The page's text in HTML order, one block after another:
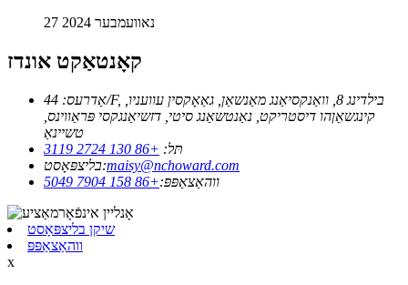
27 נאוועמבער 2024
קאָנטאַקט אונדז
אַדרעס: 44/F, בילדינג 8, וואַנקסיאַנג מאַנשאַן, גאַאָקסין עוועניו,
קינגשאַןהו דיסטריקט, נאַנטשאַנג סיטי, דזשיאַנגקסי פּראַווינס,
טשיינאַ
תּל: +86 130 2724 3119
בליצפּאָסט:maisy@nchoward.com
ווהאַצאַפּפּ:+86 158 7904 5049
שיקן בליצפּאָסט
ווהאַצאַפּפּ
x